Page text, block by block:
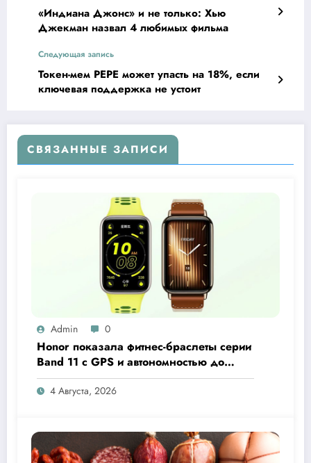
«Индиана Джонс» и не только: Хью
Джекман назвал 4 любимых фильма
Следующая запись
Токен-мем PEPE может упасть на 18%, если
ключевая поддержка не устоит
СВЯЗАННЫЕ ЗАПИСИ
Admin 0
Honor показала фитнес-браслеты серии
Band 11 с GPS и автономностью до
26 дней
4 Августа, 2026